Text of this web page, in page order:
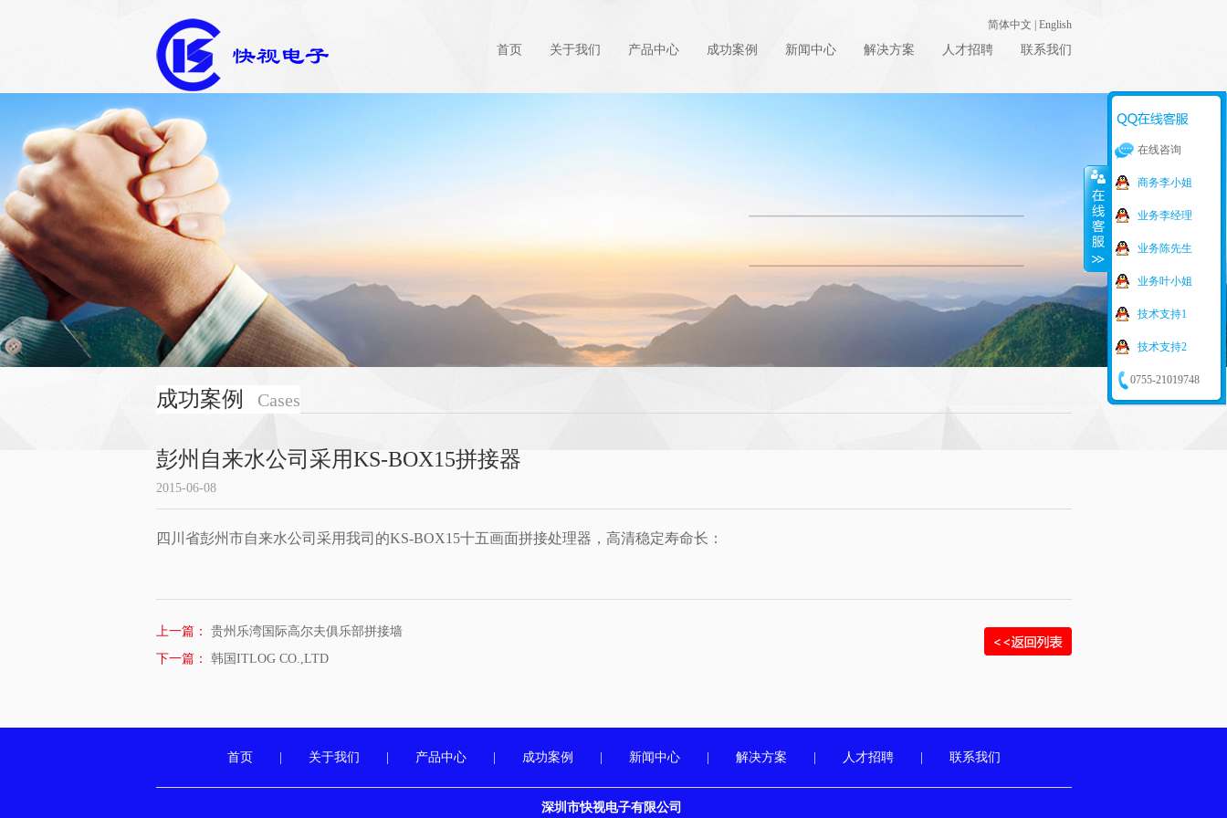
简体中文 English
首页 关于我们 产品中心 成功案例 新闻中心 解决方案 人才招聘 联系我们
成功案例 Cases
彭州自来水公司采用KS-BOX15拼接器
2015-06-08
四川省彭州市自来水公司采用我司的KS-BOX15十五画面拼接处理器，高清稳定寿命长：
上一篇：
贵州乐湾国际高尔夫俱乐部拼接墙
下一篇：
韩国ITLOG CO.,LTD
首页 关于我们 产品中心 成功案例 新闻中心 解决方案 人才招聘 联系我们
深圳市快视电子有限公司
在线咨询
商务李小姐
业务李经理
业务陈先生
业务叶小姐
技术支持1
技术支持2
0755-21019748